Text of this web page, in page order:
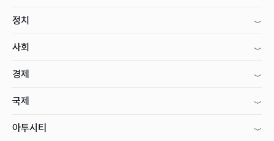
정치
사회
경제
국제
아투시티